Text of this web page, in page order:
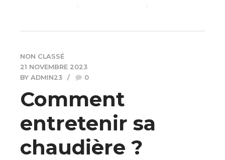
NON CLASSÉ
21 NOVEMBRE 2023
BY ADMIN23
0
Comment
entretenir sa
chaudière ?